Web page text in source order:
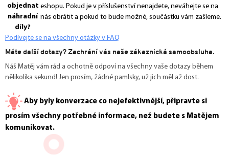
objednat
náhradní
díly?
eshopu. Pokud je v příslušenství nenajdete, neváhejte se na
nás obrátit a pokud to bude možné, součástku vám zašleme.
Podívejte se na všechny otázky v FAQ
Máte další dotazy? Zachrání vás naše zákaznická samoobsluha.
Náš Matěj vám rád a ochotně odpoví na všechny vaše dotazy během
nělikolika sekund! Jen prosím, žádné pamlsky, už jich měl až dost.
Aby byly konverzace co nejefektivnější, připravte si
prosím všechny potřebné informace, než budete s Matějem
komunikovat.